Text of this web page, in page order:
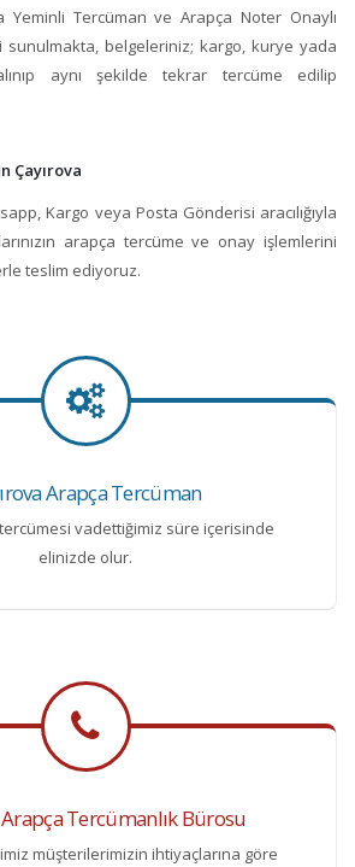
Yeminli Tercüman ve Arapça Noter Onaylı
sunulmakta, belgeleriniz; kargo, kurye yada
aynı şekilde tekrar tercüme edilip
Çayırova
Kargo veya Posta Gönderisi aracılığıyla
arapça tercüme ve onay işlemlerini
teslim ediyoruz.
Arapça Tercüman
vadettiğimiz süre içerisinde
elinizde olur.
Arapça Tercümanlık Bürosu
müşterilerimizin ihtiyaçlarına göre